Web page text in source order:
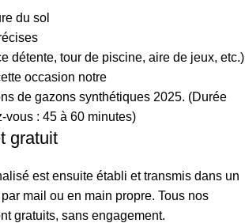
du sol
détente, tour de piscine, aire de jeux, etc.)
occasion notre
de gazons synthétiques 2025. (Durée
vous : 45 à 60 minutes)
gratuit
est ensuite établi et transmis dans un
mail ou en main propre. Tous nos
gratuits, sans engagement.